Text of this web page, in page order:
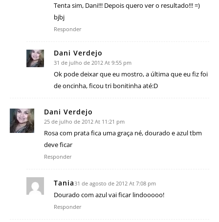
Tenta sim, Dani!!! Depois quero ver o resultado!!! =)
bjbj
Responder
Dani Verdejo
31 de julho de 2012 At 9:55 pm
Ok pode deixar que eu mostro, a última que eu fiz foi
de oncinha, ficou tri bonitinha até:D
Dani Verdejo
25 de julho de 2012 At 11:21 pm
Rosa com prata fica uma graça né, dourado e azul tbm
deve ficar
Responder
Tania 31 de agosto de 2012 At 7:08 pm
Dourado com azul vai ficar lindooooo!
Responder